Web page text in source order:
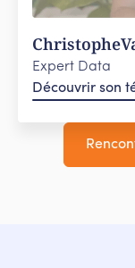
Christophe
Expert Data
Découvrir son